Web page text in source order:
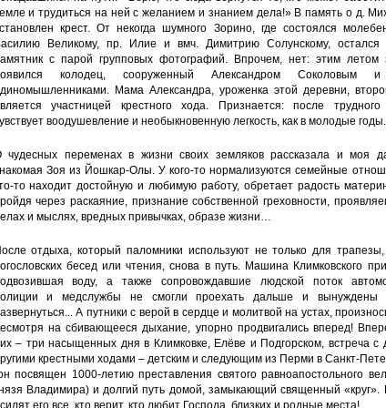
и трудиться на ней с желанием и знанием дела!» В память о д.
крест. От некогда шумного Зорино, где состоялся
Великому, пр. Илие и вмч. Димитрию Солунскому, остался
с парой групповых фотографий. Впрочем, нет: этим летом
колодец, сооруженный Александром Соколовым
Мама Александра, уроженка этой деревни,
участницей крестного хода. Признается: после трудного
воодушевление и необыкновенную легкость, как в молодые годы.
чудесных переменах в жизни своих земляков рассказала и моя
Зоя из Йошкар-Олы. У кого-то нормализуются семейные
то находит достойную и любимую работу, обретает радость
через раскаяние, признание собственной греховности,
и мыслях, вредных привычках, образе жизни…
отдыха, который паломники используют не только для
бесед или чтения, снова в путь. Машина Климковского
воду, а также сопровождавшие людской поток
и медслужбы не смогли проехать дальше и вынуждены
А путники с верой в сердце и молитвой на устах,
на сбивающееся дыхание, упорно продвигались вперед!
– три насыщенных дня в Климковке, Елёве и Подгорском, встреча с
крестными ходами – детским и следующим из Перми в Санкт-
посвящен 1000-летию преставления святого равноапостольного
Владимира) и долгий путь домой, замыкающий священный «круг».
его все, кто верит, кто любит Господа, близких и родные места!